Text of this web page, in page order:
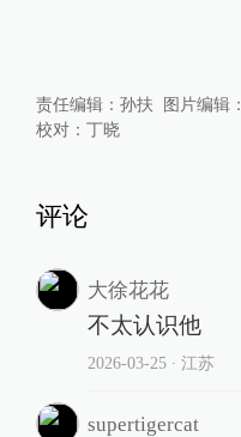
责任编辑： 孙扶 图片编辑：
校对： 丁晓
评论
大徐花花
不太认识他
2026-03-25∙ 江苏
supertigercat